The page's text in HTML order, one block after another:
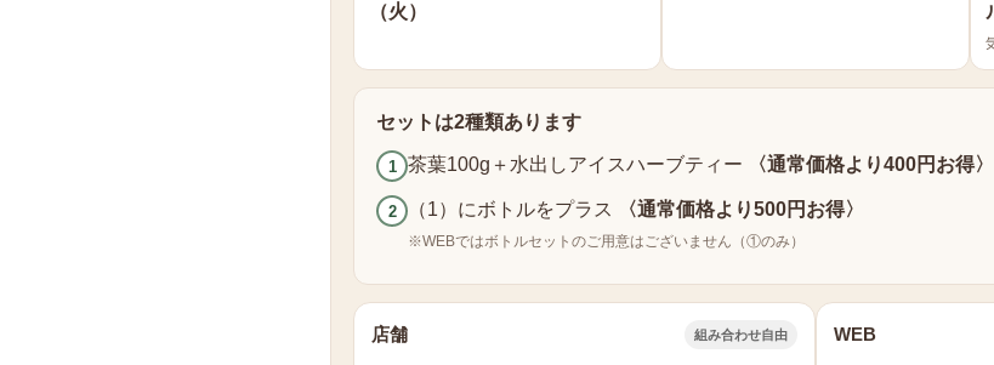
（火）
セットは2種類あります
1 茶葉100g＋水出しアイスハーブティー 〈通常価格より400円お得〉
2 （1）にボトルをプラス 〈通常価格より500円お得〉
※WEBではボトルセットのご用意はございません（①のみ）
店舗 組み合わせ自由 WEB